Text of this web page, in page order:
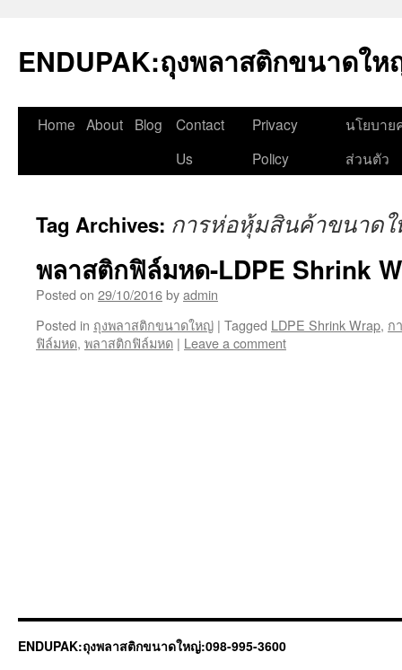
content
ENDUPAK:ถุงพลาสติกขนาดให
Home About Blog
Contact
Us
Privacy
Policy
นโยบาย
ส่วนตัว
Tag Archives: การห่อหุ้มสินค้าขนาด
พลาสติกฟิล์มหด-LDPE Shrink
Posted on 29/10/2016byadmin
Posted in ถุงพลาสติกขนาดใหญ่ | Tagged LDPE Shrink Wrap, ก
ฟิล์มหด, พลาสติกฟิล์มหด | Leave a comment
ENDUPAK:ถุงพลาสติกขนาดใหญ่:098-995-3600